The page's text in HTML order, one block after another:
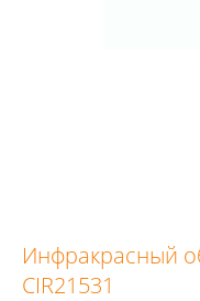
Инфракрасный
CIR21531